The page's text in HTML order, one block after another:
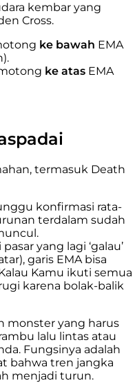
kembar yang
Cross.
ke bawah EMA
ke atas EMA
termasuk Death
konfirmasi rata-
terdalam sudah
pasar yang lagi ‘galau’
garis EMA bisa
Kamu ikuti semua
karena bolak-balik
monster yang harus
lalu lintas atau
Fungsinya adalah
bahwa tren jangka
menjadi turun.